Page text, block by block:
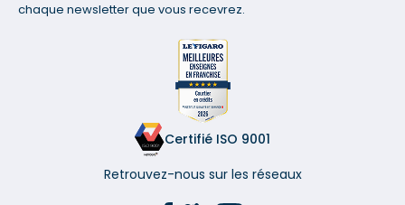
chaque newsletter que vous recevrez.
Certifié ISO 9001
Retrouvez-nous sur les réseaux